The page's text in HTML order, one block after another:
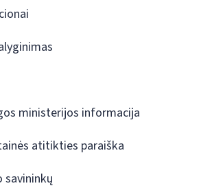
ministerijos informacija
atitikties paraiška